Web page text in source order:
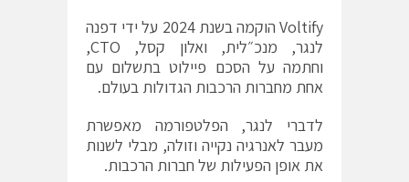
Voltify הוקמה בשנת 2024 על ידי דפנה
לנגר, מנכ״לית, ואלון קסל, CTO,
וחתמה על הסכם פיילוט בתשלום עם
אחת מחברות הרכבות הגדולות בעולם.
לדברי לנגר, הפלטפורמה מאפשרת
מעבר לאנרגיה נקייה וזולה, מבלי לשנות
את אופן הפעילות של חברות הרכבות.